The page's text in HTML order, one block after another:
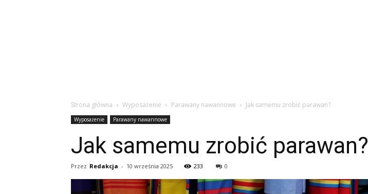
Strona główna Wyposażenie Parawany nawannowe Jak samemu zrobić parawan?
Wyposażenie Parawany nawannowe
Jak samemu zrobić parawan?
Przez Redakcja - 10 września 2025 233 0